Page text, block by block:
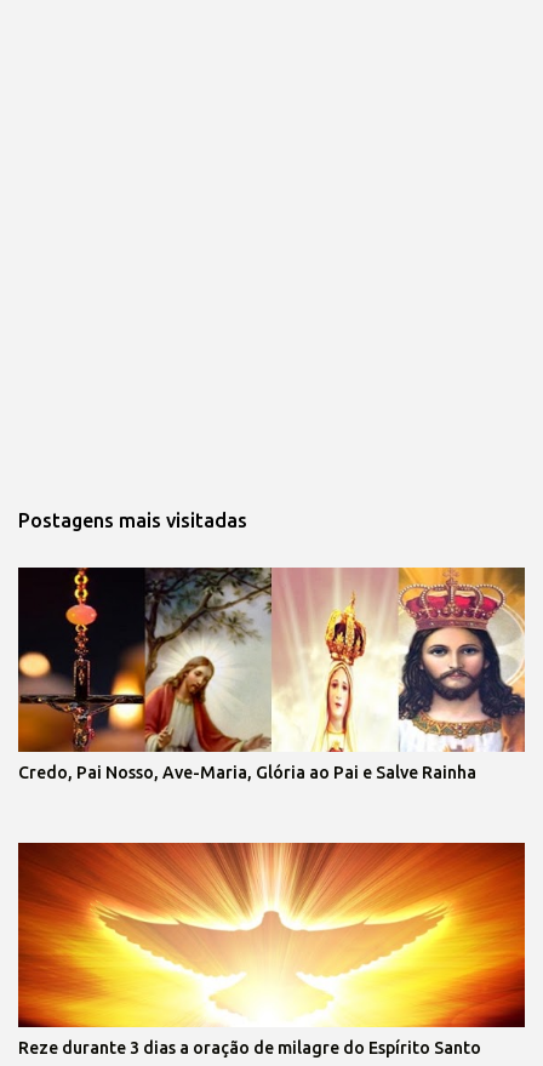
Postagens mais visitadas
Credo, Pai Nosso, Ave-Maria, Glória ao Pai e Salve Rainha
Reze durante 3 dias a oração de milagre do Espírito Santo